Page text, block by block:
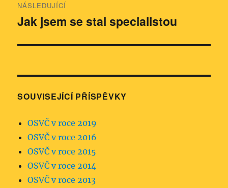
NÁSLEDUJÍCÍ
Následující
Jak jsem se stal specialistou
SOUVISEJÍCÍ PŘÍSPĚVKY
OSVČ v roce 2019
OSVČ v roce 2016
OSVČ v roce 2015
OSVČ v roce 2014
OSVČ v roce 2013